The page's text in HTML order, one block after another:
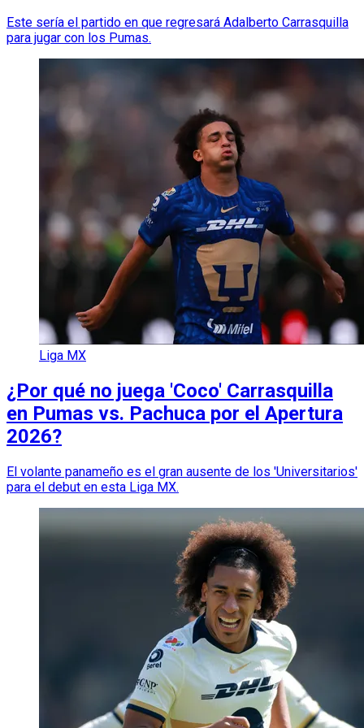
Este sería el partido en que regresará Adalberto Carrasquilla
para jugar con los Pumas.
Liga MX
¿Por qué no juega 'Coco' Carrasquilla
en Pumas vs. Pachuca por el Apertura
2026?
El volante panameño es el gran ausente de los 'Universitarios'
para el debut en esta Liga MX.